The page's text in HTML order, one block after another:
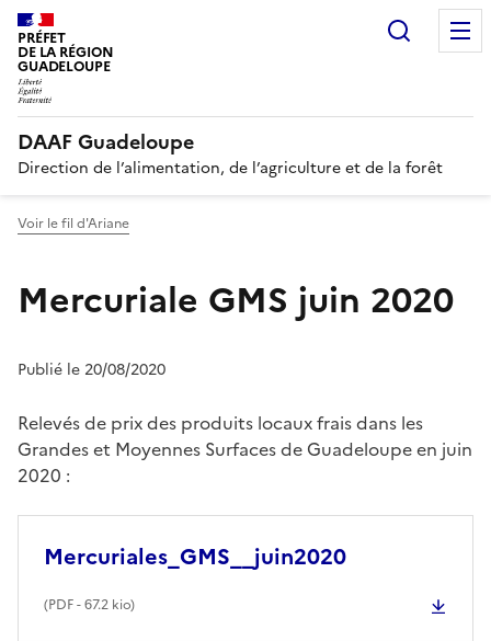
PRÉFET
DE LA RÉGION
GUADELOUPE
DAAF Guadeloupe
Direction de l’alimentation, de l’agriculture et de la forêt
Voir le fil d'Ariane
Mercuriale GMS juin 2020
Publié le 20/08/2020
Relevés de prix des produits locaux frais dans les
Grandes et Moyennes Surfaces de Guadeloupe en juin
2020 :
Mercuriales_GMS__juin2020
(PDF- 67.2 kio)